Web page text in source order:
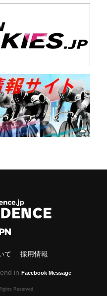
て 採用情報
in Facebook Message
Reserved.